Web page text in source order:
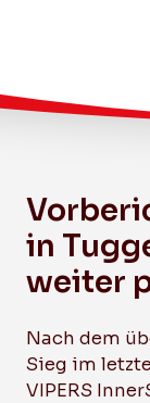
in
weiter
Nach dem
Sieg im
VIPERS